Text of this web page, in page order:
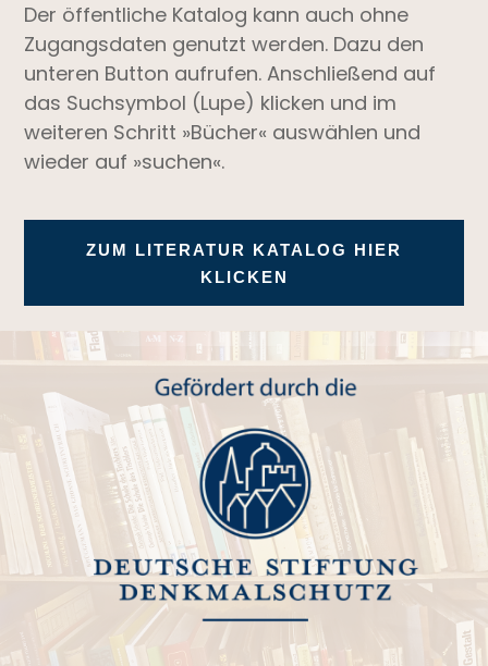
Der öffentliche Katalog kann auch ohne
Zugangsdaten genutzt werden. Dazu den
unteren Button aufrufen. Anschließend auf
das Suchsymbol (Lupe) klicken und im
weiteren Schritt »Bücher« auswählen und
wieder auf »suchen«.
ZUM LITERATUR KATALOG HIER
KLICKEN